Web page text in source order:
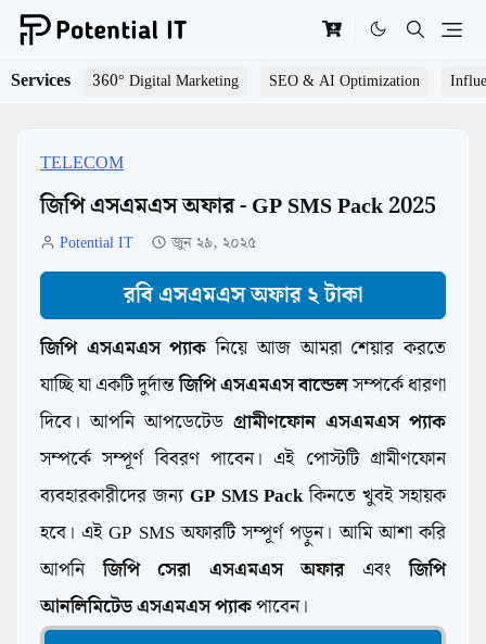
Services 360° Digital Marketing SEO & AI Optimization
TELECOM
জিপি এসএমএস অফার - GP SMS Pack 2025
Potential IT জুন ২৯, ২০২৫
রবি এসএমএস অফার ২ টাকা
জিপি এসএমএস প্যাক নিয়ে আজ আমরা শেয়ার করতে
যাচ্ছি যা একটি দুর্দান্তজিপি এসএমএস বান্ডেলসম্পর্কে ধারণা
দিবে। আপনি আপডেটেড গ্রামীণফোন এসএমএস প্যাক
সম্পর্কে সম্পূর্ণ বিবরণ পাবেন। এই পোস্টটি গ্রামীণফোন
ব্যবহারকারীদের জন্য GP SMS Packকিনতে খুবই সহায়ক
হবে। এই GP SMS অফারটি সম্পূর্ণ পড়ুন। আমি আশা করি
আপনিজিপি সেরা এসএমএস অফারএবংজিপি
আনলিমিটেড এসএমএস প্যাকপাবেন।